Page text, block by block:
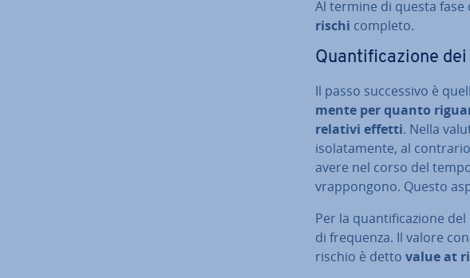
Al termine di questa
rischi completo.
Quan­ti­fi­ca­zio­ne
Il passo suc­ces­si­vo è
men­te per quanto
relativi effetti. Nella
iso­la­ta­men­te, al
avere nel corso del
vrap­pon­go­no. Questo
Per la quan­ti­fi­ca­zio­ne
di frequenza. Il valore
rischio è detto value at